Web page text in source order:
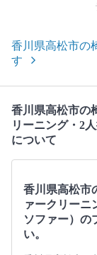
香川県高松市の
す
香川県高松市の
リーニング・2
について
香川県高松市
ァークリーニ
ソファー）の
い。